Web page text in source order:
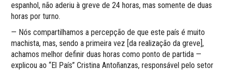
espanhol, não aderiu à greve de 24 horas, mas somente de duas
horas por turno.
— Nós compartilhamos a percepção de que este país é muito
machista, mas, sendo a primeira vez [da realização da greve],
achamos melhor definir duas horas como ponto de partida —
explicou ao “El País” Cristina Antoñanzas, responsável pelo setor